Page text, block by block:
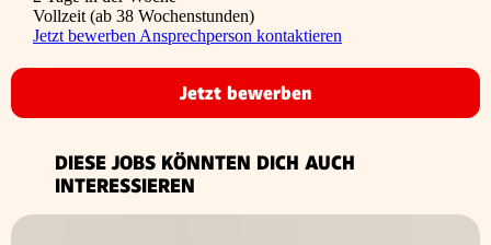
Vollzeit (ab 38 Wochenstunden)
Jetzt bewerben Ansprechperson kontaktieren
Jetzt bewerben
DIESE JOBS KÖNNTEN DICH AUCH
INTERESSIEREN